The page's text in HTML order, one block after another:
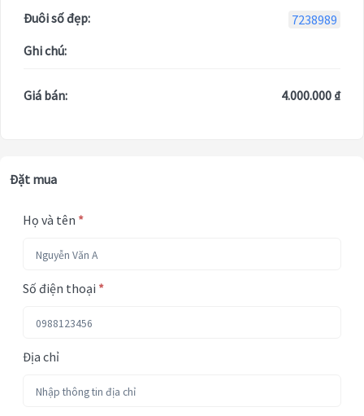
Đuôi số đẹp:
7238989
Ghi chú:
Giá bán: 4.000.000 ₫
Đặt mua
Họ và tên *
Số điện thoại *
Địa chỉ